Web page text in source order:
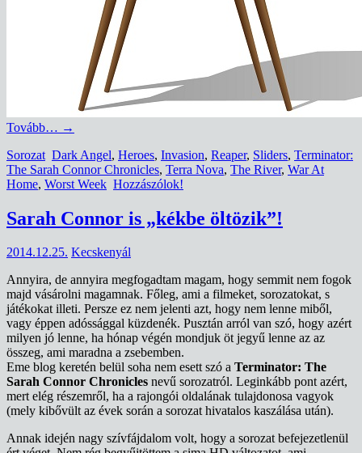
Tovább… →
Sorozat Dark Angel, Heroes, Invasion, Reaper, Sliders, Terminator:
The Sarah Connor Chronicles, Terra Nova, The River, War At
Home, Worst Week Hozzászólok!
Sarah Connor is „kékbe öltözik”!
2014.12.25. Kecskenyál
Annyira, de annyira megfogadtam magam, hogy semmit nem fogok
majd vásárolni magamnak. Főleg, ami a filmeket, sorozatokat, s
játékokat illeti. Persze ez nem jelenti azt, hogy nem lenne miből,
vagy éppen adóssággal küzdenék. Pusztán arról van szó, hogy azért
milyen jó lenne, ha hónap végén mondjuk öt jegyű lenne az az
összeg, ami maradna a zsebemben.
Eme blog keretén belül soha nem esett szó a Terminator: The
Sarah Connor Chronicles nevű sorozatról. Leginkább pont azért,
mert elég részemről, ha a rajongói oldalának tulajdonosa vagyok
(mely kibővült az évek során a sorozat hivatalos kaszálása után).
Annak idején nagy szívfájdalom volt, hogy a sorozat befejezetlenül